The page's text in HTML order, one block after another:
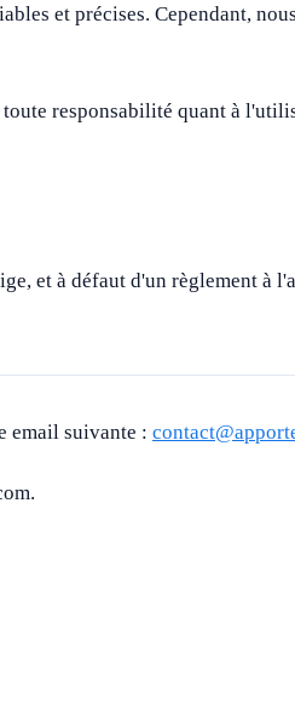
et précises. Cependant,
responsabilité quant à
et à défaut d'un règlement
email suivante :